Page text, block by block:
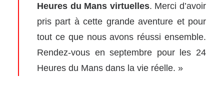
Heures du Mans virtuelles. Merci d’avoir
pris part à cette grande aventure et pour
tout ce que nous avons réussi ensemble.
Rendez-vous en septembre pour les 24
Heures du Mans dans la vie réelle. »